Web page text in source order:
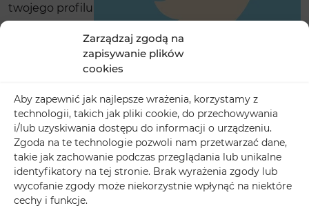
Zarządzaj zgodą na
zapisywanie plików
cookies
Aby zapewnić jak najlepsze wrażenia, korzystamy z
technologii, takich jak pliki cookie, do przechowywania
i/lub uzyskiwania dostępu do informacji o urządzeniu.
Zgoda na te technologie pozwoli nam przetwarzać dane,
takie jak zachowanie podczas przeglądania lub unikalne
identyfikatory na tej stronie. Brak wyrażenia zgody lub
wycofanie zgody może niekorzystnie wpłynąć na niektóre
cechy i funkcje.
twojego profilu
charakter swoich treści. Będą one chętnie czytane i
retweetowane. Pamiętaj jednak, żeudostepnienia
na Twitterto nie jedyny ważny element w serwisie.
Równie istotne jest wykorzystywane odpowiednich
#hashtagów. Służą one do kategoryzowania treści i
szybkiego lokalizowania ich za pośrednictwem